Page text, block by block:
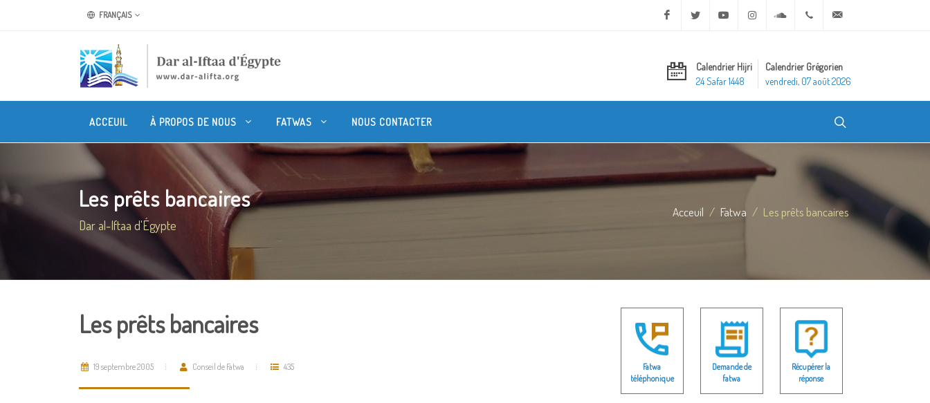
FRANÇAIS Facebook Twitter Youtube Instagram Soundcloud+20 2 25970400
Calendrier Hijri
24 Safar 1448
Calendrier Grégorien
vendredi, 07 août 2026
ACCEUIL À PROPOS DE NOUS FATWAS NOUS CONTACTER
Les prêts bancaires
Dar al-Iftaa d'Égypte
Acceuil Fatwa Les prêts bancaires
Les prêts bancaires
19 septembre 2005 Conseil de Fatwa 435
Fatwa
téléphonique
Demande de
fatwa
Récupérer la
réponse